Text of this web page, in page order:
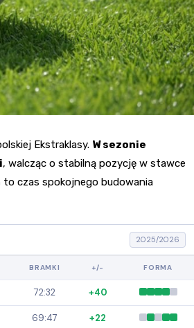
Ekstraklasy. W sezonie
, walcząc o stabilną pozycję w stawce
to czas spokojnego budowania
2025/2026
BRAMKI +/- FORMA
72:32 +40
69:47 +22